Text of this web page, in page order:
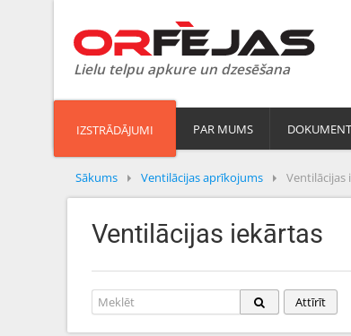
Lielu telpu apkure un dzesēšana
IZSTRĀDĀJUMI PAR MUMS
Sākums Ventilācijas aprīkojums Ventilācijas
Ventilācijas iekārtas
Attīrīt